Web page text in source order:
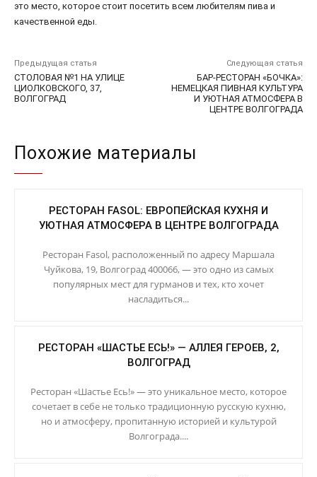
это место, которое стоит посетить всем любителям пива и
качественной еды.
Предыдущая статья
СТОЛОВАЯ №1 НА УЛИЦЕ
ЦИОЛКОВСКОГО, 37,
ВОЛГОГРАД
Следующая статья
БАР-РЕСТОРАН «БОЧКА»:
НЕМЕЦКАЯ ПИВНАЯ КУЛЬТУРА
И УЮТНАЯ АТМОСФЕРА В
ЦЕНТРЕ ВОЛГОГРАДА
Похожие материалы
РЕСТОРАН FASOL: ЕВРОПЕЙСКАЯ КУХНЯ И
УЮТНАЯ АТМОСФЕРА В ЦЕНТРЕ ВОЛГОГРАДА
Ресторан Fasol, расположенный по адресу Маршала
Чуйкова, 19, Волгоград 400066, — это одно из самых
популярных мест для гурманов и тех, кто хочет
насладиться...
РЕСТОРАН «ШАСТЬЕ ЕСЬ!» — АЛЛЕЯ ГЕРОЕВ, 2,
ВОЛГОГРАД
Ресторан «Шастье Есь!» — это уникальное место, которое
сочетает в себе не только традиционную русскую кухню,
но и атмосферу, пропитанную историей и культурой
Волгограда....